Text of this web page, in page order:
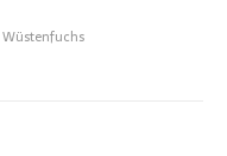
Wüstenfuchs